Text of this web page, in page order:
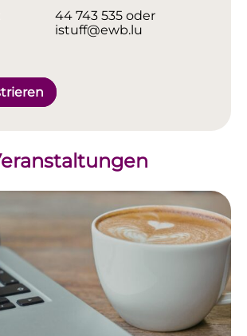
44 743 535 oder
istuff@ewb.lu